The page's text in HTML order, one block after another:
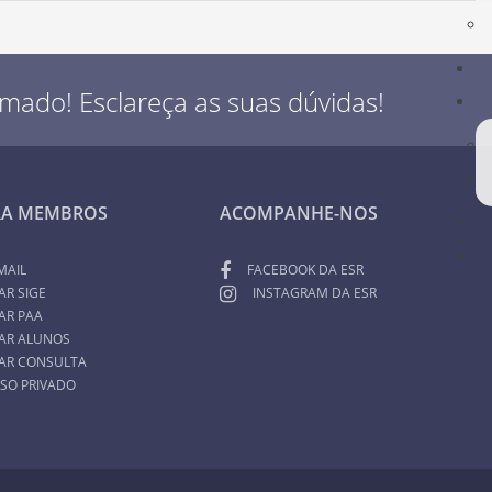
Esclareça as suas dúvidas!
MEMBROS
SIGE
PAA
ALUNOS
CONSULTA
PRIVADO
ACOMPANHE-NOS
FACEBOOK DA ESR
INSTAGRAM DA ESR